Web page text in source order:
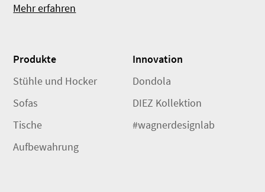
Mehr erfahren
Produkte
Stühle und Hocker
Sofas
Tische
Aufbewahrung
Innovation
Dondola
DIEZ Kollektion
#wagnerdesignlab